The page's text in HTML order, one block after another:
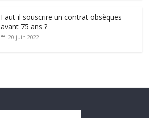
Faut-il souscrire un contrat obsèques
avant 75 ans ?
20 juin 2022